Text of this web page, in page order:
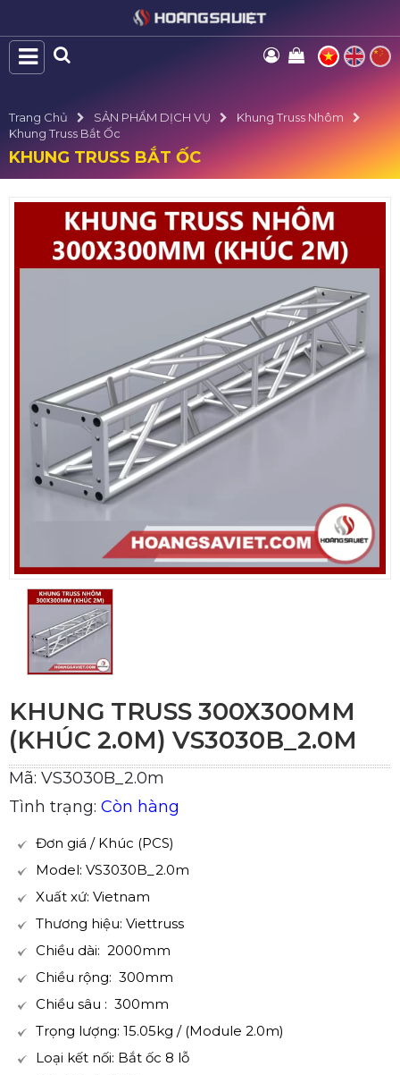
Trang Chủ SẢN PHẨM DỊCH VỤ
Khung Truss Nhôm
Khung Truss Bắt Ốc
KHUNG TRUSS BẮT ỐC
KHUNG TRUSS 300X300MM
(KHÚC 2.0M) VS3030B_2.0M
Mã: VS3030B_2.0m
Tình trạng: Còn hàng
Đơn giá / Khúc (PCS)
Model: VS3030B_2.0m
Xuất xứ: Vietnam
Thương hiệu: Viettruss
Chiều dài: 2000mm
Chiều rộng: 300mm
Chiều sâu : 300mm
Trọng lượng: 15.05kg / (Module 2.0m)
Loại kết nối: Bắt ốc 8 lỗ